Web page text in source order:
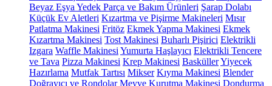
Beyaz Eşya Yedek Parça ve Bakım Ürünleri Şarap Dolabı
Küçük Ev Aletleri Kızartma ve Pişirme Makineleri Mısır
Patlatma Makinesi Fritöz Ekmek Yapma Makinesi Ekmek
Kızartma Makinesi Tost Makinesi Buharlı Pişirici Elektrikli
Izgara Waffle Makinesi Yumurta Haşlayıcı Elektrikli Tencere
ve Tava Pizza Makinesi Krep Makinesi BasküllerYiyecek
Hazırlama Mutfak Tartısı Mikser Kıyma Makinesi Blender
Doğrayıcı ve Rondolar Meyve Kurutma Makinesi Dondurma